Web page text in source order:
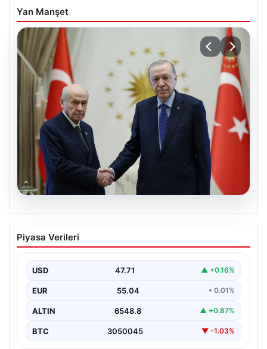
Yan Manşet
Cumhurbaşkanı Erdoğan, Devlet
Bahçeli ile görüştü
Piyasa Verileri
USD 47.71 ▲ +0.16%
EUR 55.04 • 0.01%
ALTIN 6548.8 ▲ +0.87%
BTC 3050045 ▼ -1.03%